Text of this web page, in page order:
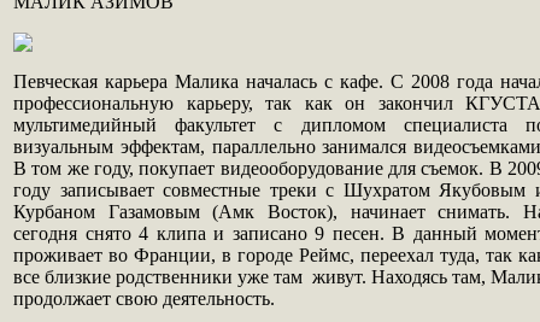
Певческая карьера Малика началась с кафе. С 2008 года
профессиональную карьеру, так как он закончил
мультимедийный факультет с дипломом специалиста
визуальным эффектам, параллельно занимался
В том же году, покупает видеооборудование для съемок. В
году записывает совместные треки с Шухратом Якубовым
Курбаном Газамовым (Амк Восток), начинает снимать.
сегодня снято 4 клипа и записано 9 песен. В данный
проживает во Франции, в городе Реймс, переехал туда, так
все близкие родственники уже там живут. Находясь там,
продолжает свою деятельность.